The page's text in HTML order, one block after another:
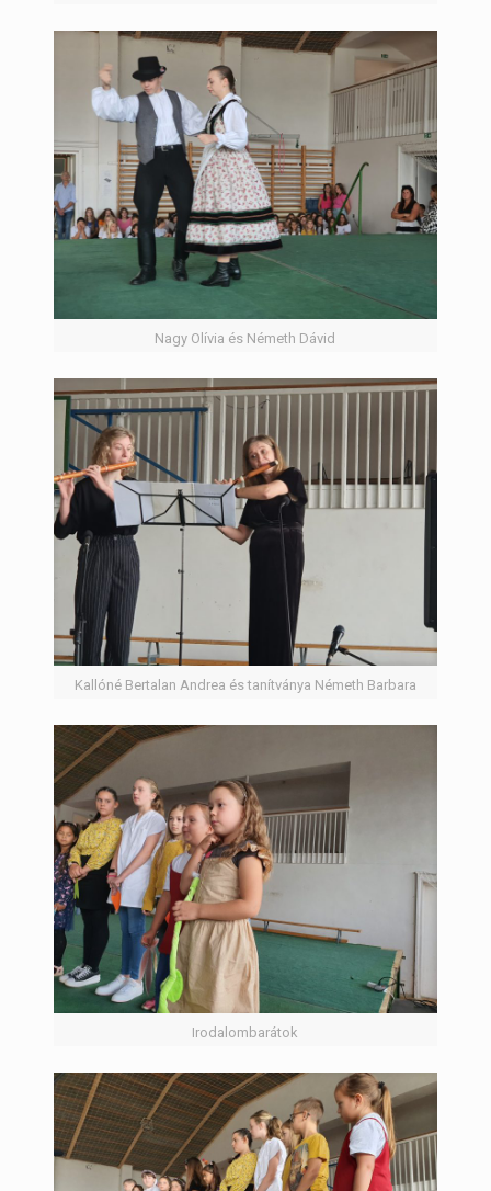
Nagy Olívia és Németh Dávid
Kallóné Bertalan Andrea és tanítványa Németh Barbara
Irodalombarátok